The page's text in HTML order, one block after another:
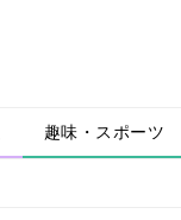
趣味・スポーツ